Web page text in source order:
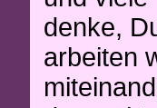
denke,
arbeiten